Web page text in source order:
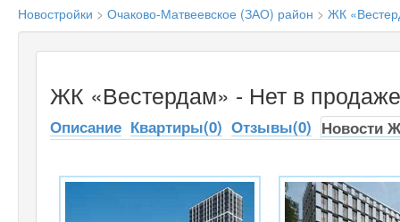
Новостройки > Очаково-Матвеевское (ЗАО) район > ЖК
ЖК «Вестердам» - Нет в продаже
Описание Квартиры(0) Отзывы(0) Новости